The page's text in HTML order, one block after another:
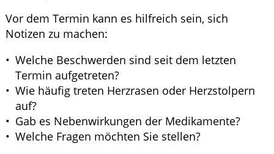
Vor dem Termin kann es hilfreich sein, sich
Notizen zu machen:
Welche Beschwerden sind seit dem letzten
Termin aufgetreten?
Wie häufig treten Herzrasen oder Herzstolpern
auf?
Gab es Nebenwirkungen der Medikamente?
Welche Fragen möchten Sie stellen?